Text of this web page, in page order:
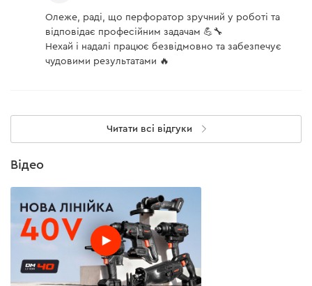
Модель є частиною нашої лінійки 40‑вольтового
акумуляторного інструменту DM40, тому сумісна з її
батареями:
BP-440 (4 А·год)
Олеже, раді, що перфоратор зручний у роботі та
відповідає професійним задачам 💪🔧
Нехай і надалі працює безвідмовно та забезпечує
чудовими результатами 🔥
Читати всі відгуки
Відео